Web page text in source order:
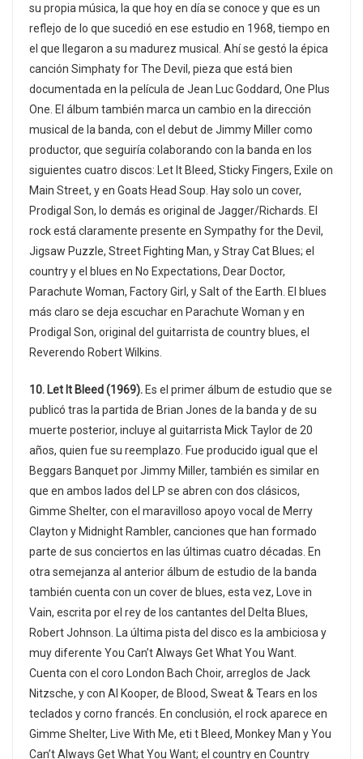
su propia música, la que hoy en día se conoce y que es un
reflejo de lo que sucedió en ese estudio en 1968, tiempo en
el que llegaron a su madurez musical. Ahí se gestó la épica
canción Simphaty for The Devil, pieza que está bien
documentada en la película de Jean Luc Goddard, One Plus
One. El álbum también marca un cambio en la dirección
musical de la banda, con el debut de Jimmy Miller como
productor, que seguiría colaborando con la banda en los
siguientes cuatro discos: Let It Bleed, Sticky Fingers, Exile on
Main Street, y en Goats Head Soup. Hay solo un cover,
Prodigal Son, lo demás es original de Jagger/Richards. El
rock está claramente presente en Sympathy for the Devil,
Jigsaw Puzzle, Street Fighting Man, y Stray Cat Blues; el
country y el blues en No Expectations, Dear Doctor,
Parachute Woman, Factory Girl, y Salt of the Earth. El blues
más claro se deja escuchar en Parachute Woman y en
Prodigal Son, original del guitarrista de country blues, el
Reverendo Robert Wilkins.
10. Let It Bleed (1969). Es el primer álbum de estudio que se
publicó tras la partida de Brian Jones de la banda y de su
muerte posterior, incluye al guitarrista Mick Taylor de 20
años, quien fue su reemplazo. Fue producido igual que el
Beggars Banquet por Jimmy Miller, también es similar en
que en ambos lados del LP se abren con dos clásicos,
Gimme Shelter, con el maravilloso apoyo vocal de Merry
Clayton y Midnight Rambler, canciones que han formado
parte de sus conciertos en las últimas cuatro décadas. En
otra semejanza al anterior álbum de estudio de la banda
también cuenta con un cover de blues, esta vez, Love in
Vain, escrita por el rey de los cantantes del Delta Blues,
Robert Johnson. La última pista del disco es la ambiciosa y
muy diferente You Can’t Always Get What You Want.
Cuenta con el coro London Bach Choir, arreglos de Jack
Nitzsche, y con Al Kooper, de Blood, Sweat & Tears en los
teclados y corno francés. En conclusión, el rock aparece en
Gimme Shelter, Live With Me, eti t Bleed, Monkey Man y You
Can’t Always Get What You Want; el country en Country